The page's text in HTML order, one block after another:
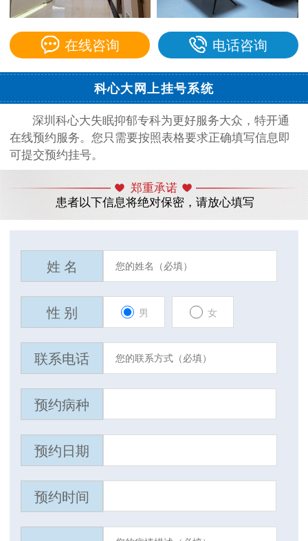
在线咨询 电话咨询
科心大网上挂号系统
深圳科心大失眠抑郁专科为更好服务大众，特开通
在线预约服务。您只需要按照表格要求正确填写信息即
可提交预约挂号。
郑重承诺
患者以下信息将绝对保密，请放心填写
姓 名
性 别 男 女
联系电话
预约病种
预约日期
预约时间